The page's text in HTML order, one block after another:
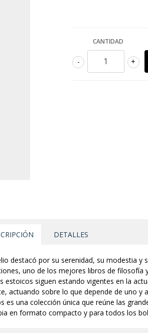
CANTIDAD
+
-
DETALLES
destacó por su serenidad, su modestia y
uno de los mejores libros de filosofía
siguen estando vigentes en la
actuando sobre lo que depende de uno y
una colección única que reúne las
en formato compacto y para todos los